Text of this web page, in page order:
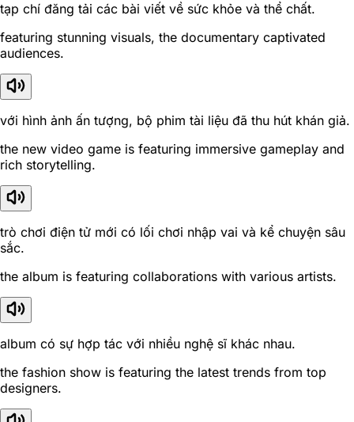
tạp chí đăng tải các bài viết về sức khỏe và thể chất.
featuring stunning visuals, the documentary captivated
audiences.
với hình ảnh ấn tượng, bộ phim tài liệu đã thu hút khán giả.
the new video game is featuring immersive gameplay and
rich storytelling.
trò chơi điện tử mới có lối chơi nhập vai và kể chuyện sâu
sắc.
the album is featuring collaborations with various artists.
album có sự hợp tác với nhiều nghệ sĩ khác nhau.
the fashion show is featuring the latest trends from top
designers.